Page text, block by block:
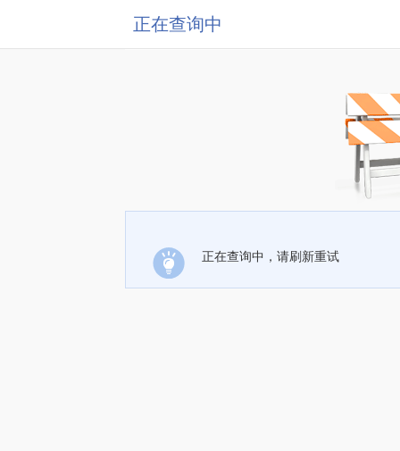
正在查询中
正在查询中，请刷新重试